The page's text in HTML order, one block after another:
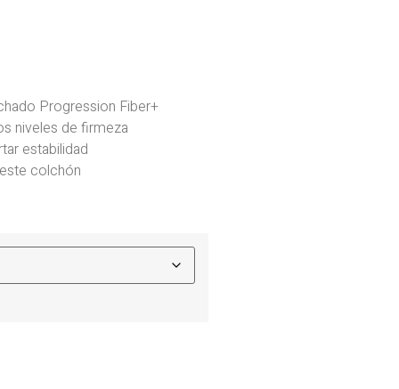
Progression Fiber+
niveles de firmeza
estabilidad
colchón